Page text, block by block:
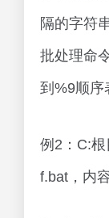
隔的字符
批处理命
到%9顺序
例2：C:
f.bat，内